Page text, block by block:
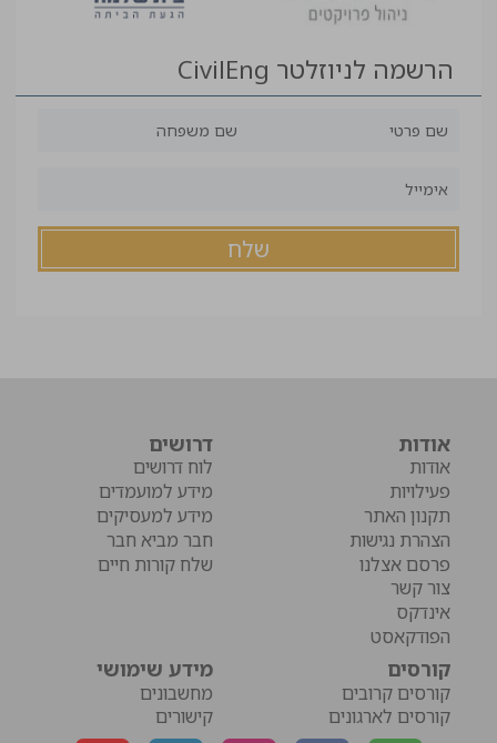
הרשמה לניוזלטר CivilEng
אודות
אודות
פעילויות
תקנון האתר
הצהרת נגישות
פרסם אצלנו
צור קשר
אינדקס
הפודקאסט
דרושים
לוח דרושים
מידע למועמדים
מידע למעסיקים
חבר מביא חבר
שלח קורות חיים
קורסים
קורסים קרובים
קורסים לארגונים
מידע שימושי
מחשבונים
קישורים